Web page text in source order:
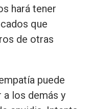
hará tener
que
de otras
puede
a los demás y